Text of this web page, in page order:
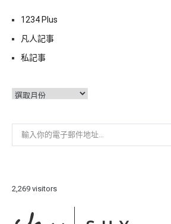
1234 Plus
凡人記事
私記事
彙
輸入你的電子郵件地址…
2,269 visitors